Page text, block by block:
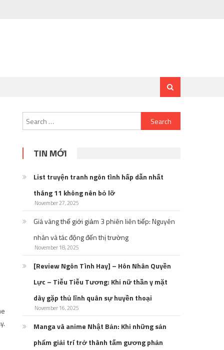
Search
for:
TIN MỚI
List truyện tranh ngôn tình hấp dẫn nhất
tháng 11 không nên bỏ lỡ
November 27, 2025
Giá vàng thế giới giảm 3 phiên liên tiếp: Nguyên
nhân và tác động đến thị trường
November 18, 2025
[Review Ngôn Tình Hay] – Hôn Nhân Quyền
Lực – Tiễu Tiễu Tương: Khi nữ thần y mặt
dày gặp thủ lĩnh quân sự huyền thoại
November 16, 2025
Manga và anime Nhật Bản: Khi những sản
phẩm giải trí trở thành tấm gương phản